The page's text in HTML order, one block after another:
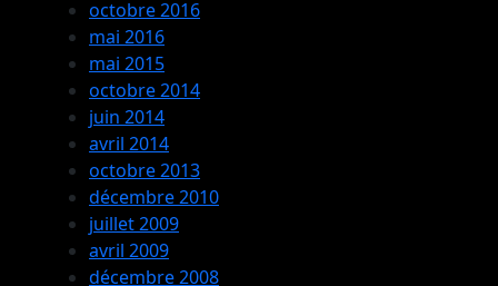
octobre 2016
mai 2016
mai 2015
octobre 2014
juin 2014
avril 2014
octobre 2013
décembre 2010
juillet 2009
avril 2009
décembre 2008